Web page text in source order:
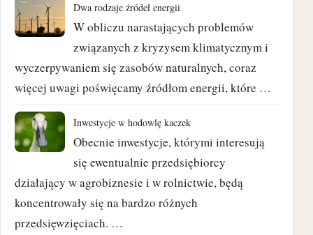
czerwiec 2022
luty 2022
kwiecień 2021
marzec 2021
luty 2021
Dwa rodzaje źródeł energii
W obliczu narastających problemów
związanych z kryzysem klimatycznym i
wyczerpywaniem się zasobów naturalnych, coraz
więcej uwagi poświęcamy źródłom energii, które …
Inwestycje w hodowlę kaczek
Obecnie inwestycje, którymi interesują
się ewentualnie przedsiębiorcy
działający w agrobiznesie i w rolnictwie, będą
koncentrowały się na bardzo różnych
przedsięwzięciach. …